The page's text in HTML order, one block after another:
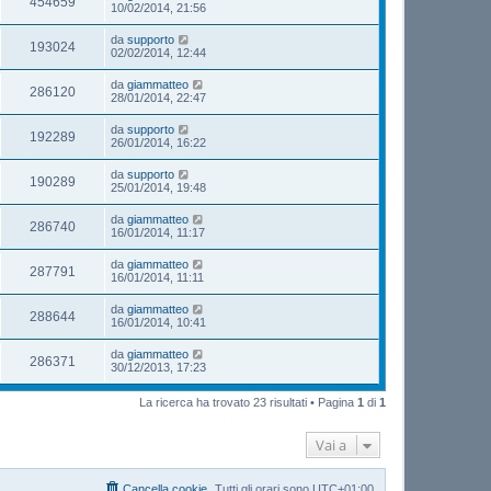
10/02/2014, 21:56
193024 da supporto
02/02/2014, 12:44
286120 da giammatteo
28/01/2014, 22:47
192289 da supporto
26/01/2014, 16:22
190289 da supporto
25/01/2014, 19:48
286740 da giammatteo
16/01/2014, 11:17
287791 da giammatteo
16/01/2014, 11:11
288644 da giammatteo
16/01/2014, 10:41
286371 da giammatteo
30/12/2013, 17:23
La ricerca ha trovato 23 risultati • Pagina 1 di 1
Vai a
Tutti gli orari sono UTC+01:00
Cancella cookie